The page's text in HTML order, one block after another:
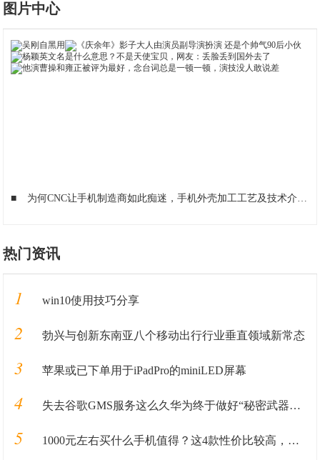
图片中心
■ 为何CNC让手机制造商如此痴迷，手机外壳加工工艺及技术介绍
热门资讯
1 win10使用技巧分享
2 勃兴与创新东南亚八个移动出行行业垂直领域新常态
3 苹果或已下单用于iPadPro的miniLED屏幕
4 失去谷歌GMS服务这么久华为终于做好“秘密武器”准备重回国际市场
5 1000元左右买什么手机值得？这4款性价比较高，可能你会喜欢